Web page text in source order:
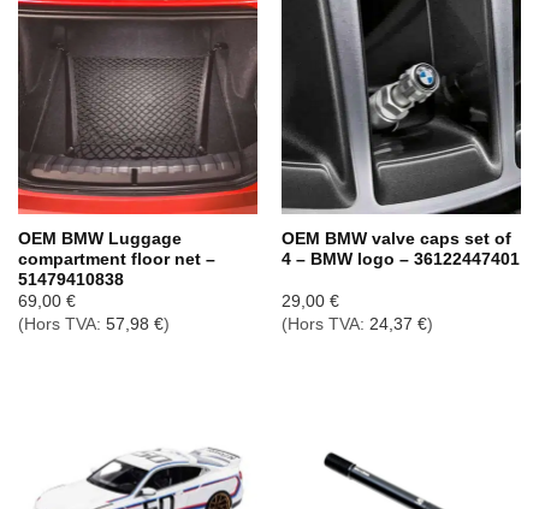
OEM BMW Luggage
compartment floor net –
51479410838
69,00 €
(Hors TVA: 57,98 €)
OEM BMW valve caps set of
4 – BMW logo – 36122447401
29,00 €
(Hors TVA: 24,37 €)